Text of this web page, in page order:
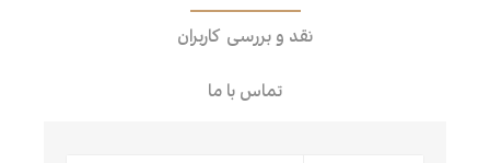
نقد و بررسی کاربران
تماس با ما